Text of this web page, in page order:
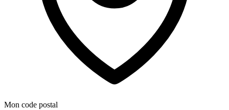
Mon code postal